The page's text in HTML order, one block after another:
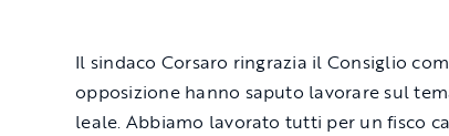
Il sindaco Corsaro ringrazia il Consiglio
opposizione hanno saputo lavorare sul
leale. Abbiamo lavorato tutti per un fisco